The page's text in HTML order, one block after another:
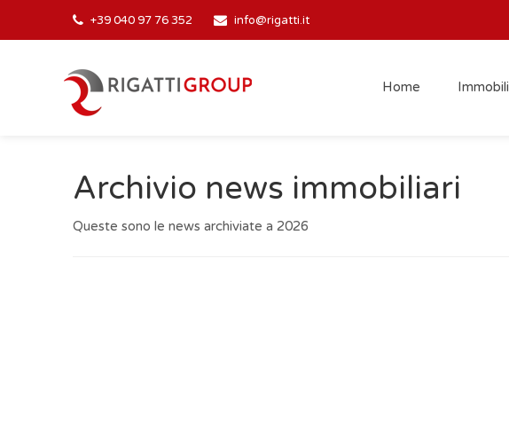
+39 040 97 76 352 info@rigatti.it
Home Immobili
Archivio news immobiliari
Queste sono le news archiviate a 2026